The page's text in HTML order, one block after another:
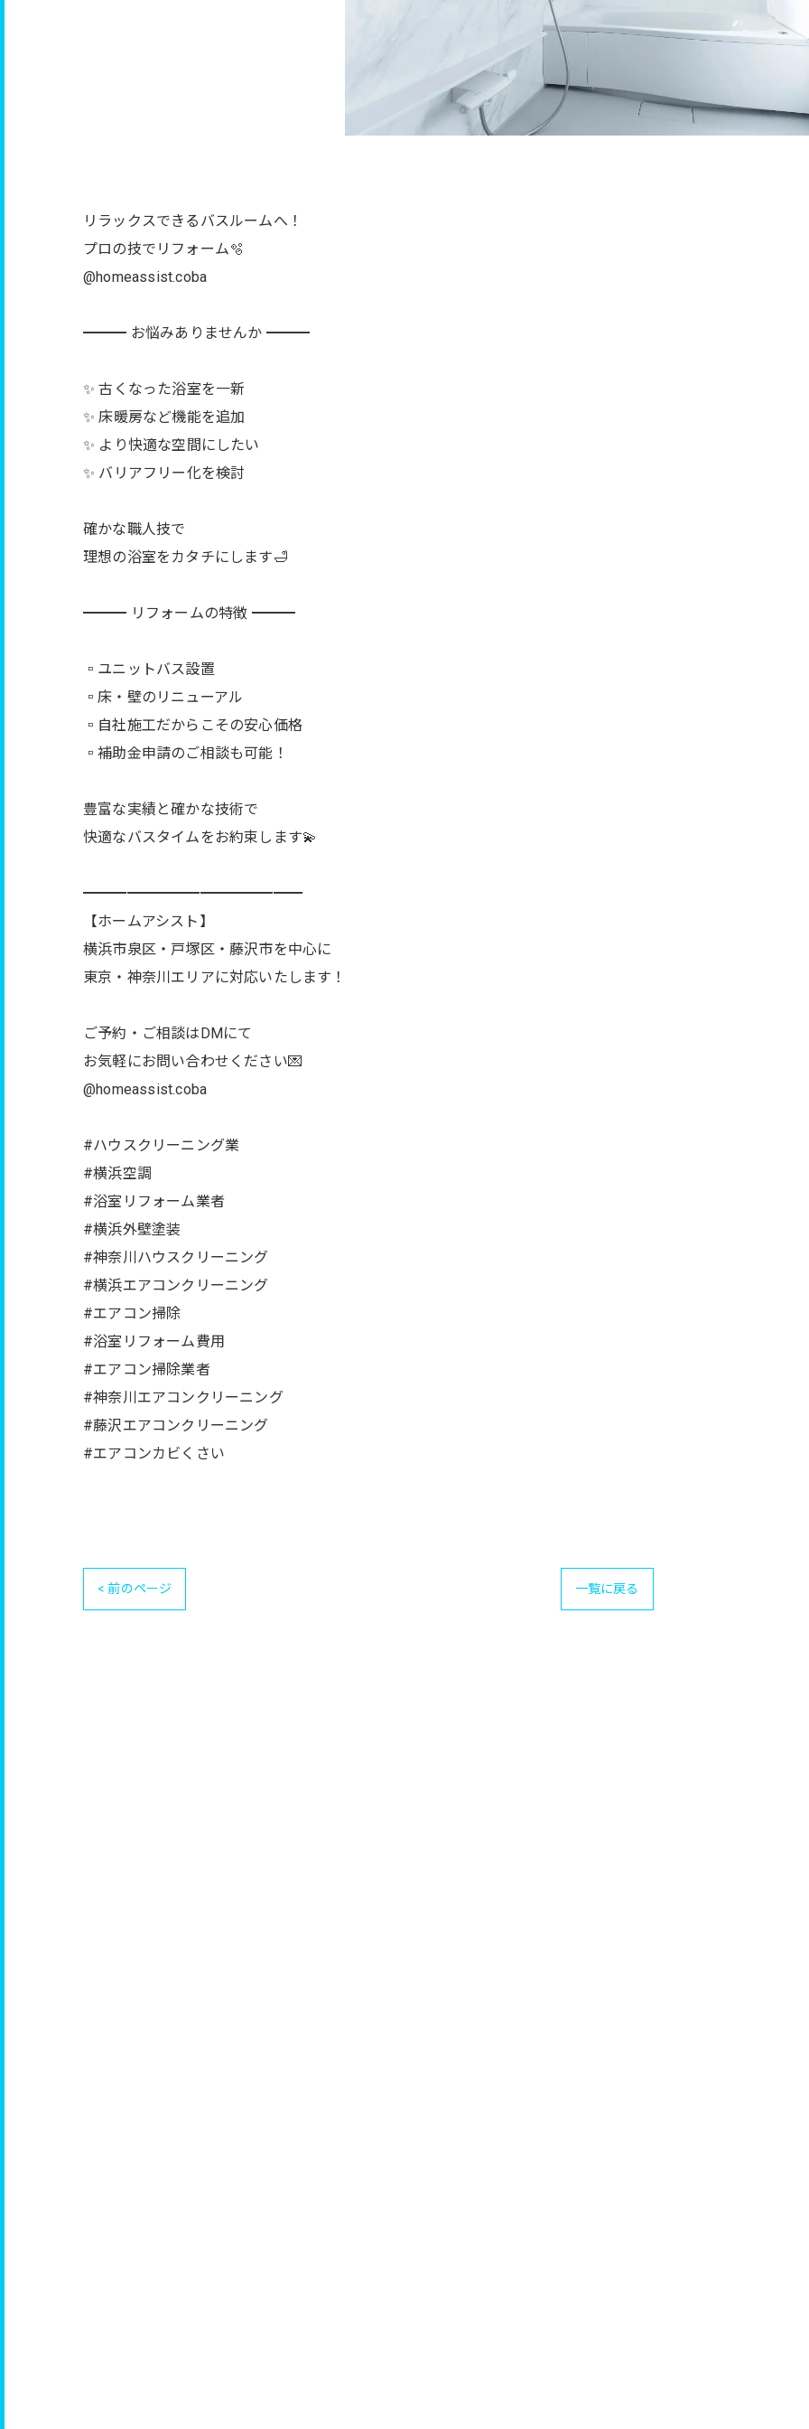
リラックスできるバスルームへ！
プロの技でリフォーム🫧
@homeassist.coba
━━━ お悩みありませんか ━━━
✨ 古くなった浴室を一新
✨ 床暖房など機能を追加
✨ より快適な空間にしたい
✨ バリアフリー化を検討
確かな職人技で
理想の浴室をカタチにします🛁
━━━ リフォームの特徴 ━━━
▫️ユニットバス設置
▫️床・壁のリニューアル
▫️自社施工だからこその安心価格
▫️補助金申請のご相談も可能！
豊富な実績と確かな技術で
快適なバスタイムをお約束します💫
━━━━━━━━━━━━━━━
【ホームアシスト】
横浜市泉区・戸塚区・藤沢市を中心に
東京・神奈川エリアに対応いたします！
ご予約・ご相談はDMにて
お気軽にお問い合わせください💌
@homeassist.coba
#ハウスクリーニング業
#横浜空調
#浴室リフォーム業者
#横浜外壁塗装
#神奈川ハウスクリーニング
#横浜エアコンクリーニング
#エアコン掃除
#浴室リフォーム費用
#エアコン掃除業者
#神奈川エアコンクリーニング
#藤沢エアコンクリーニング
#エアコンカビくさい
< 前のページ 一覧に戻る